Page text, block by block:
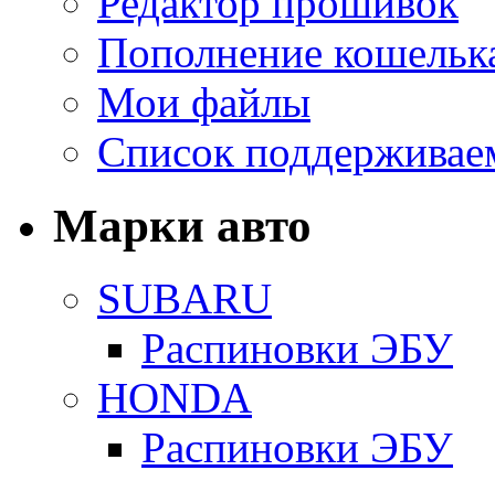
Пополнение
Мои файлы
Список
Марки авто
SUBARU
Распиновки ЭБУ
HONDA
Распиновки ЭБУ